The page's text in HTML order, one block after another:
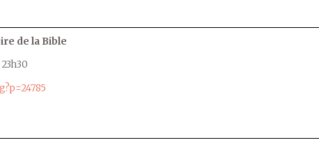
de la Bible
23h30